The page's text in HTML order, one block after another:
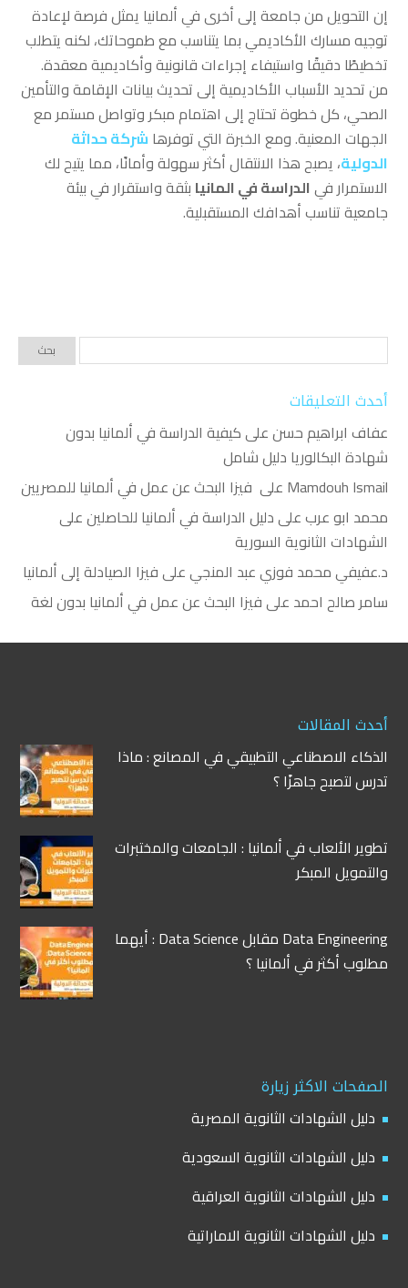
إن التحويل من جامعة إلى أخرى في ألمانيا يمثل فرصة لإعادة
توجيه مسارك الأكاديمي بما يتناسب مع طموحاتك، لكنه يتطلب
تخطيطًا دقيقًا واستيفاء إجراءات قانونية وأكاديمية معقدة.
من تحديد الأسباب الأكاديمية إلى تحديث بيانات الإقامة والتأمين
الصحي، كل خطوة تحتاج إلى اهتمام مبكر وتواصل مستمر مع
الجهات المعنية. ومع الخبرة التي توفرهاشركة حداثة
الدولية، يصبح هذا الانتقال أكثر سهولة وأمانًا، مما يتيح لك
الاستمرار في الدراسة في المانيا بثقة واستقرار في بيئة
جامعية تناسب أهدافك المستقبلية.
أحدث التعليقات
عفاف ابراهيم حسنعلىكيفية الدراسة في ألمانيا بدون
شهادة البكالوريا دليل شامل
Mamdouh Ismail على فيزا البحث عن عمل في ألمانيا للمصريين
محمد ابو عربعلىدليل الدراسة في ألمانيا للحاصلين على
الشهادات الثانوية السورية
د.عفيفي محمد فوزي عبد المنجيعلىفيزا الصيادلة إلى ألمانيا
سامر صالح احمد علىفيزا البحث عن عمل في ألمانيا بدون لغة
أحدث المقالات
الذكاء الاصطناعي التطبيقي في المصانع : ماذا
تدرس لتصبح جاهزًا ؟
تطوير الألعاب في ألمانيا : الجامعات والمختبرات
والتمويل المبكر
Data Engineering مقابل Data Science : أيهما
مطلوب أكثر في ألمانيا ؟
الصفحات الاكثر زيارة
دليل الشهادات الثانوية المصرية
دليل الشهادات الثانوية السعودية
دليل الشهادات الثانوية العراقية
دليل الشهادات الثانوية الاماراتية